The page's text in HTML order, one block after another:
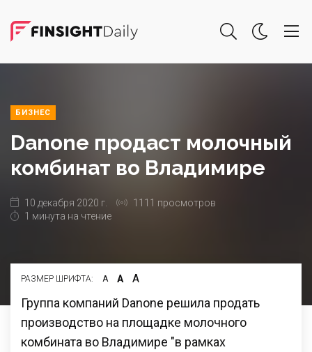
БИЗНЕС
Danone продаст молочный
комбинат во Владимире
10 декабря 2020 г.
1111 просмотров
1 минута на чтение
РАЗМЕР ШРИФТА: А А А
Группа компаний Danone решила продать
производство на площадке молочного
комбината во Владимире "в рамках